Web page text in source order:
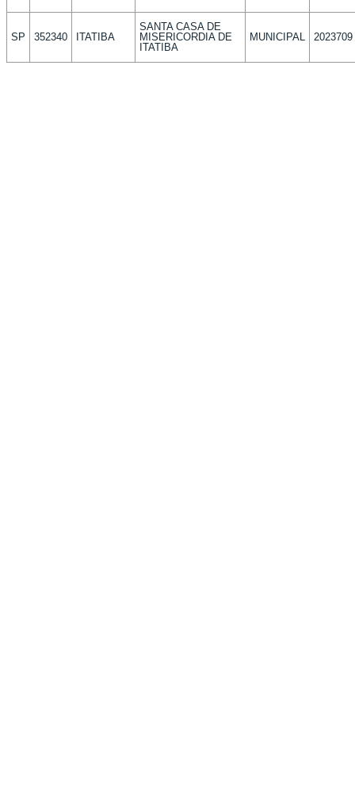
SP 352340 ITATIBA
SANTA CASA DE
MISERICORDIA DE
ITATIBA
MUNICIPAL 2023709